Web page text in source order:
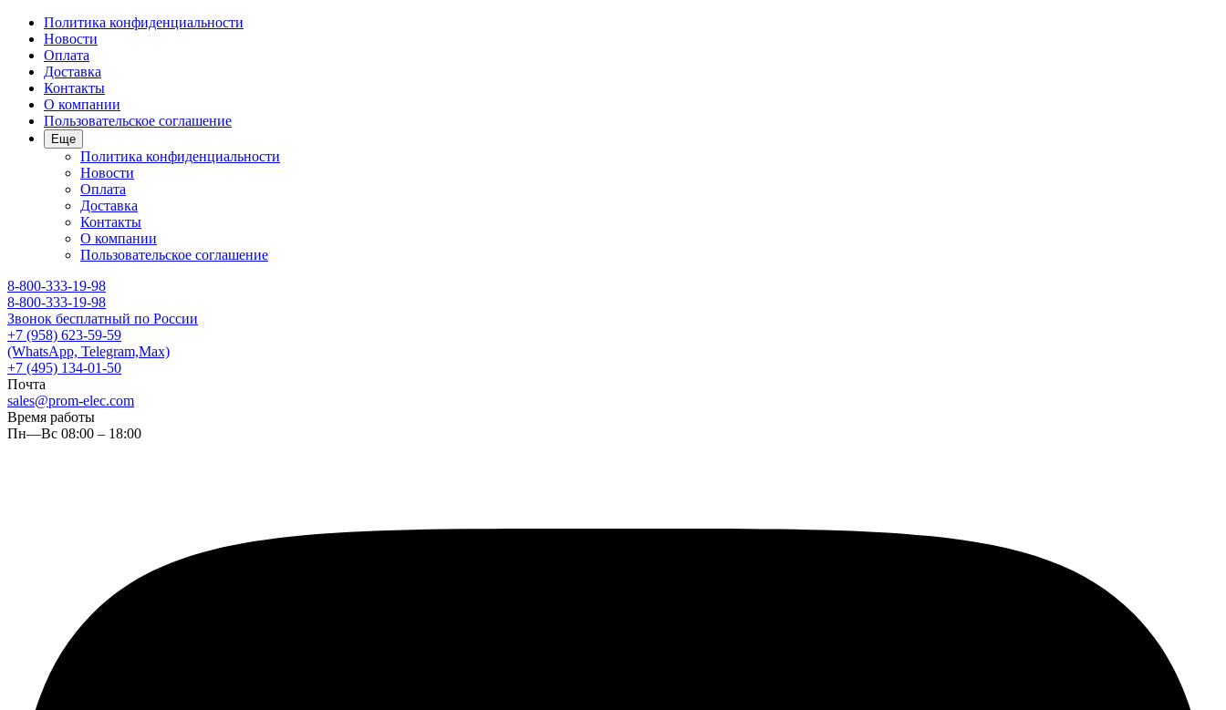
Политика конфиденциальности
Новости
Оплата
Доставка
Контакты
О компании
Пользовательское соглашение
Еще
Политика конфиденциальности
Новости
Оплата
Доставка
Контакты
О компании
Пользовательское соглашение
8-800-333-19-98
8-800-333-19-98
Звонок бесплатный по России
+7 (958) 623-59-59
(WhatsApp, Telegram,Max)
+7 (495) 134-01-50
Почта
sales@prom-elec.com
Время работы
Пн—Вс 08:00 – 18:00